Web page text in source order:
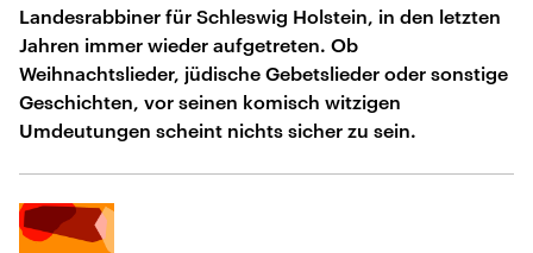
Landesrabbiner für Schleswig Holstein, in den letzten
Jahren immer wieder aufgetreten. Ob
Weihnachtslieder, jüdische Gebetslieder oder sonstige
Geschichten, vor seinen komisch witzigen
Umdeutungen scheint nichts sicher zu sein.